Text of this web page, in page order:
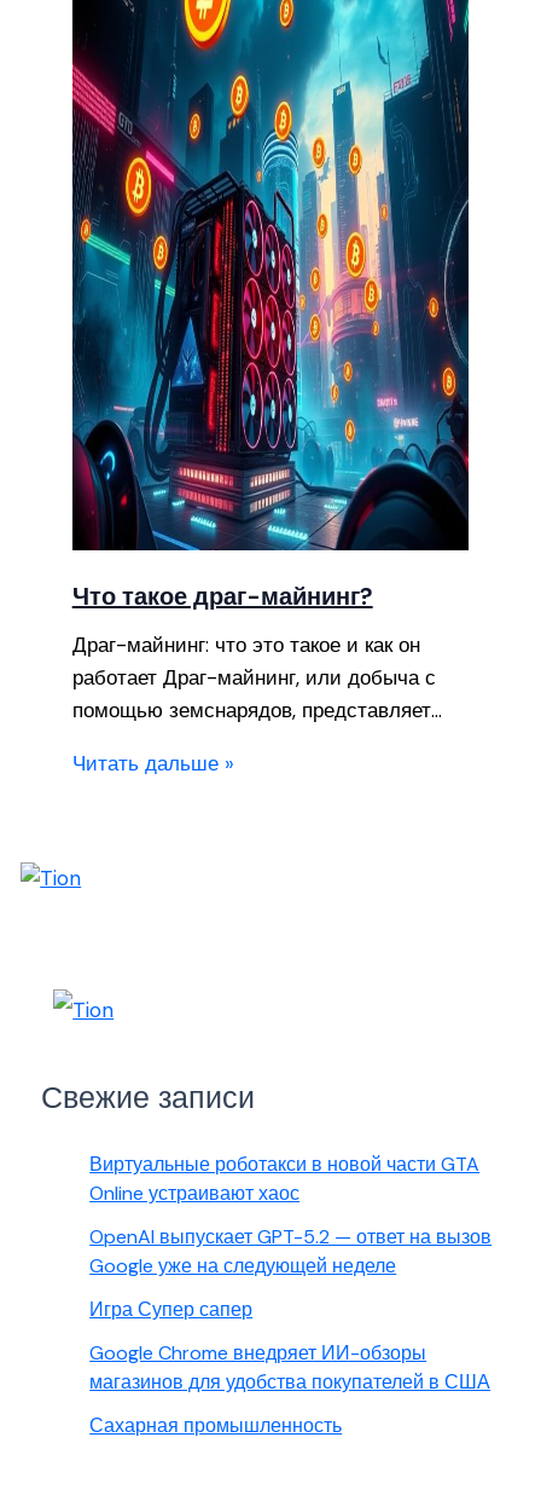
Что такое драг-майнинг?
Драг-майнинг: что это такое и как он
работает Драг-майнинг, или добыча с
помощью земснарядов, представляет…
Читать дальше »
Свежие записи
Виртуальные роботакси в новой части GTA
Online устраивают хаос
OpenAI выпускает GPT-5.2 — ответ на вызов
Google уже на следующей неделе
Игра Супер сапер
Google Chrome внедряет ИИ-обзоры
магазинов для удобства покупателей в США
Сахарная промышленность